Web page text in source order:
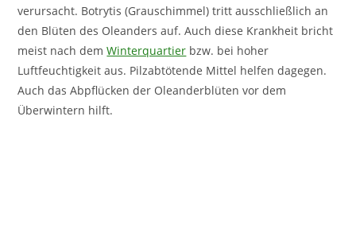
verursacht. Botrytis (Grauschimmel) tritt ausschließlich an
den Blüten des Oleanders auf. Auch diese Krankheit bricht
meist nach demWinterquartier bzw. bei hoher
Luftfeuchtigkeit aus. Pilzabtötende Mittel helfen dagegen.
Auch das Abpflücken der Oleanderblüten vor dem
Überwintern hilft.